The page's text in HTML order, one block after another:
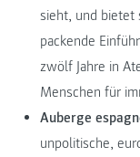
sieht, und bietet
packende
zwölf Jahre in
Menschen für
Auberge
unpolitische,